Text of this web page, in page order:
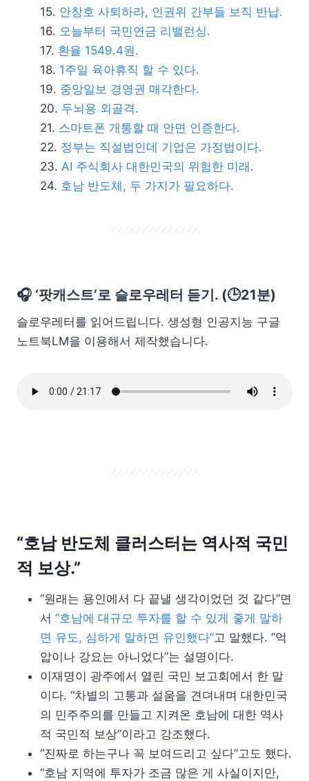
안창호 사퇴하라, 인권위 간부들 보직 반납.
오늘부터 국민연금 리밸런싱.
환율 1549.4원.
1주일 육아휴직 할 수 있다.
중앙일보 경영권 매각한다.
두뇌용 외골격.
스마트폰 개통할 때 안면 인증한다.
정부는 직설법인데 기업은 가정법이다.
AI 주식회사 대한민국의 위험한 미래.
호남 반도체, 두 가지가 필요하다.
🎧 ‘팟캐스트’로 슬로우레터 듣기. (🕒21분)
슬로우레터를 읽어드립니다. 생성형 인공지능 구글
노트북LM을 이용해서 제작했습니다.
“호남 반도체 클러스터는 역사적 국민
적 보상.”
“원래는 용인에서 다 끝낼 생각이었던 것 같다”면
서 “호남에 대규모 투자를 할 수 있게 좋게 말하
면 유도, 심하게 말하면 유인했다”고 말했다. “억
압이나 강요는 아니었다”는 설명이다.
이재명이 광주에서 열린 국민 보고회에서 한 말
이다. “차별의 고통과 설움을 견뎌내며 대한민국
의 민주주의를 만들고 지켜온 호남에 대한 역사
적 국민적 보상”이라고 강조했다.
“진짜로 하는구나 꼭 보여드리고 싶다”고도 했다.
“호남 지역에 투자가 조금 많은 게 사실이지만,